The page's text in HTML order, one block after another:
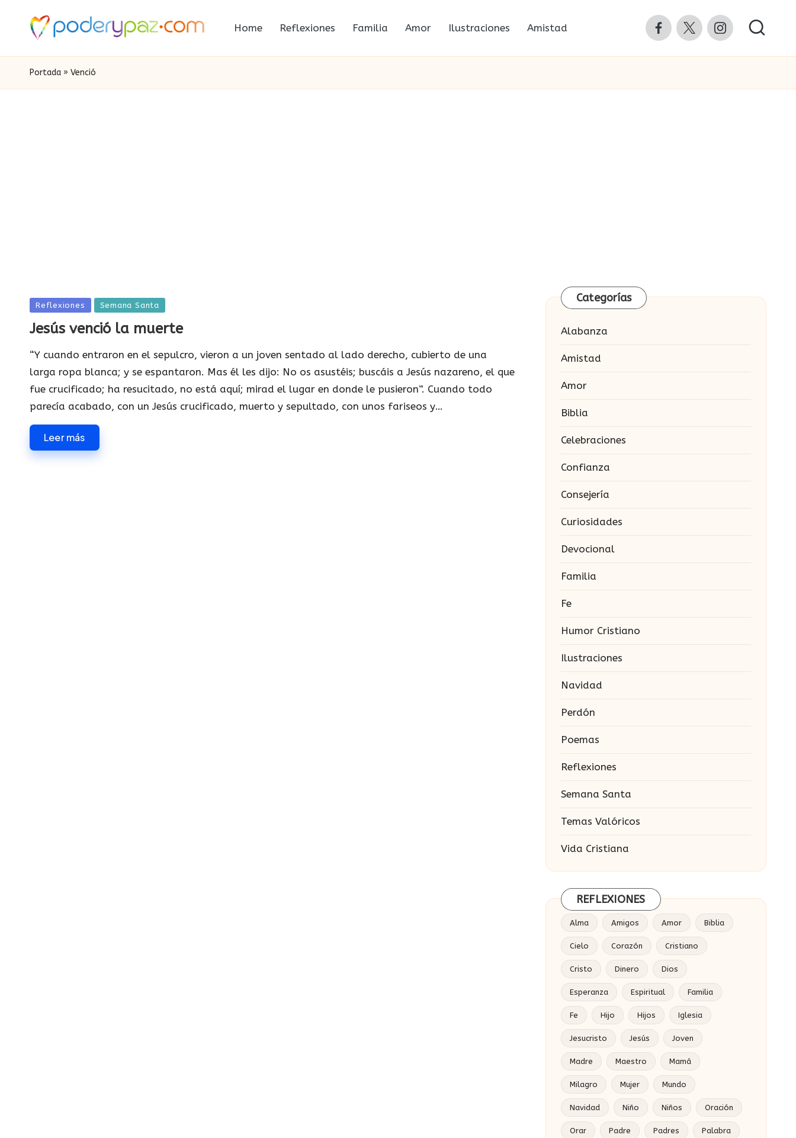
Home Reflexiones Familia Amor Ilustraciones Amistad FacebookTwitterInstagram
Portada » Venció
Publicada
en
Reflexiones Semana Santa
Jesús venció la muerte
“Y cuando entraron en el sepulcro, vieron a un joven sentado al lado derecho, cubierto de una
larga ropa blanca; y se espantaron. Mas él les dijo: No os asustéis; buscáis a Jesús nazareno, el que
fue crucificado; ha resucitado, no está aquí; mirad el lugar en donde le pusieron”. Cuando todo
parecía acabado, con un Jesús crucificado, muerto y sepultado, con unos fariseos y…
Leer más
Categorías
Alabanza
Amistad
Amor
Biblia
Celebraciones
Confianza
Consejería
Curiosidades
Devocional
Familia
Fe
Humor Cristiano
Ilustraciones
Navidad
Perdón
Poemas
Reflexiones
Semana Santa
Temas Valóricos
Vida Cristiana
REFLEXIONES
Alma Amigos Amor Biblia
Cielo Corazón Cristiano
Cristo Dinero Dios
Esperanza Espiritual Familia
Fe Hijo Hijos Iglesia
Jesucristo Jesús Joven
Madre Maestro Mamá
Milagro Mujer Mundo
Navidad Niño Niños Oración
Orar Padre Padres Palabra